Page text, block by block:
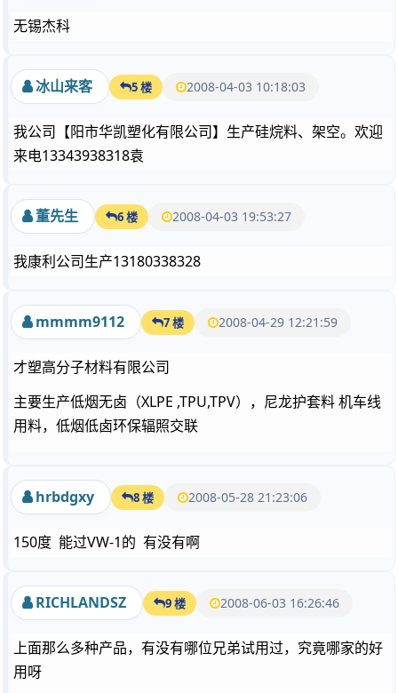
无锡杰科
冰山来客 5 楼 2008-04-03 10:18:03
我公司【阳市华凯塑化有限公司】生产硅烷料、架空。欢迎
来电13343938318袁
董先生 6 楼 2008-04-03 19:53:27
我康利公司生产13180338328
mmmm9112 7 楼 2008-04-29 12:21:59
才塑高分子材料有限公司
主要生产低烟无卤（XLPE ,TPU,TPV），尼龙护套料 机车线
用料，低烟低卤环保辐照交联
hrbdgxy 8 楼 2008-05-28 21:23:06
150度 能过VW-1的 有没有啊
RICHLANDSZ 9 楼 2008-06-03 16:26:46
上面那么多种产品，有没有哪位兄弟试用过，究竟哪家的好
用呀